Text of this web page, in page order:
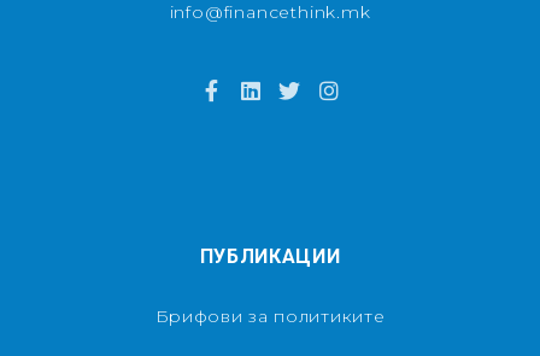
info@financethink.mk
ПУБЛИКАЦИИ
Брифови за политиките